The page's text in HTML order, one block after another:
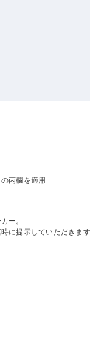
丙欄を適用
ー。
に提示していただきま